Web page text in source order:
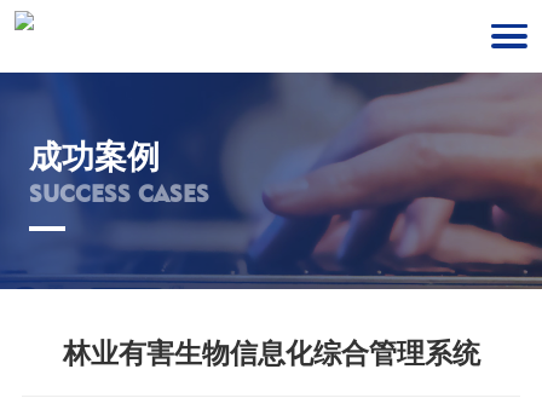
成功案例
SUCCESS CASES
林业有害生物信息化综合管理系统